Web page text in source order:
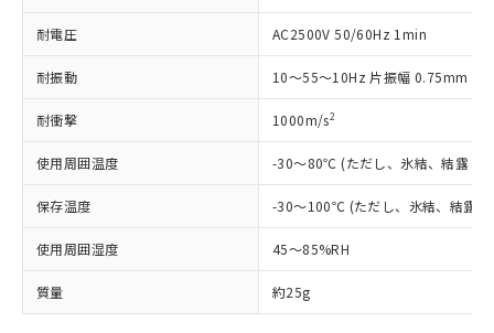
耐電圧 AC2500V 50/60Hz 1min
耐振動 10～55～10Hz 片振幅 0.75mm (
耐衝撃 1000m/s2
使用周囲温度 -30～80℃ (ただし、氷結、結露し
保存温度 -30～100℃ (ただし、氷結、結露し
使用周囲湿度 45～85%RH
質量 約25g
様のお取引先、またはお客様担当のオ
ムロン制御機器販売店・当社販売員に
オムロン制御機器販売店や当社販売拠
販売ネットワーク
」をご確認
在庫状況および標準価格結果を当社の
事前の承諾なく第三者に漏洩または開
示しないようお願いします。
マイパーツ機能（部品リスト作成サー
ビス）をご利用いただくには、I-Web
メンバーズにご登録されている必要が
お客様が当ウェブサイト上で当社にご
ルベンジル（BBP） 1000ppm以下、フタル酸ジブチル
（DBP） 1000ppm以下、フタル酸ジイソブチル
但し、RoHS指令で産業用監視および制御機器に対する
※2 対応予定月
部品在庫の切り替え状況などにより、予定
月が前後することがあります。
DBP(フタル酸ジブチル) : 1000ppm、 DIBP(フタル酸ジ
イソブチル) : 1000ppm、 BBP(フタル酸ブチルベンジ
DEHP(フタル酸ビス(2-エチルヘキシル)) : 1000ppm
「ｅ」：有害物質（10物質）のすべてが基
「10」：通常の使用状況下において有害物
質が外部に漏えいし、環境に深刻な影響を
及ぼさない年数を意味します。
「－」：未確認です。当社販売部門へお問
い合わせください。
全に破砕するなど、違法に輸出されな
いよう必要な手段を講じます。
当社は貴社製品を、核兵器、ミサイ
ル、化学兵器、生物兵器またはその他
武器並びにこれらの製造装置等に一切
当社は、貴社製品を第三者に販売する
場合は、上記1、2および3の内容を当
該第三者に通知します。また当社は、
販売先および販売に係わる関係者が違
法に輸出するおそれがある場合は、取
り引きをいたしません。
一定数には満たないが在庫あり
在庫なし(最新の在庫状況につ
いては、お客様のお取引先、ま
たはお客様担当のオムロン制御
機器販売店・当社販売員にご確
白
受注生産機種、また在庫状況の
情報を公開していない機種